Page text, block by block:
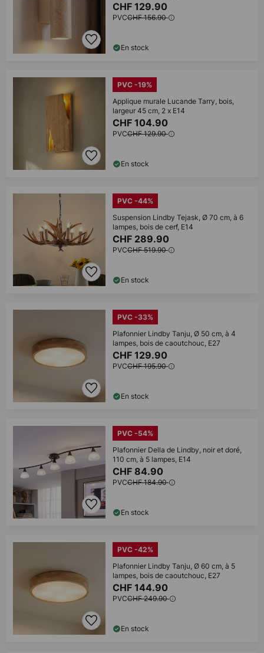
CHF 129.90
PVCCHF 156.90
En stock
PVC -19%
Applique murale Lucande Tarry, bois,
largeur 45 cm, 2 x E14
CHF 104.90
PVCCHF 129.90
En stock
PVC -44%
Suspension Lindby Tejask, Ø 70 cm, à 6
lampes, bois de cerf, E14
CHF 289.90
PVCCHF 519.90
En stock
PVC -33%
Plafonnier Lindby Tanju, Ø 50 cm, à 4
lampes, bois de caoutchouc, E27
CHF 129.90
PVCCHF 195.90
En stock
PVC -54%
Plafonnier Della de Lindby, noir et doré,
110 cm, à 5 lampes, E14
CHF 84.90
PVCCHF 184.90
En stock
PVC -42%
Plafonnier Lindby Tanju, Ø 60 cm, à 5
lampes, bois de caoutchouc, E27
CHF 144.90
PVCCHF 249.90
En stock